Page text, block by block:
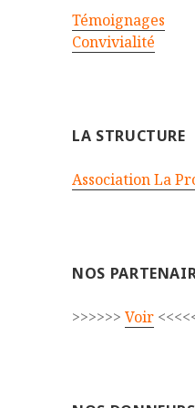
Témoignages
Convivialité
LA STRUCTURE
Association La
NOS
>>>>>>Voir